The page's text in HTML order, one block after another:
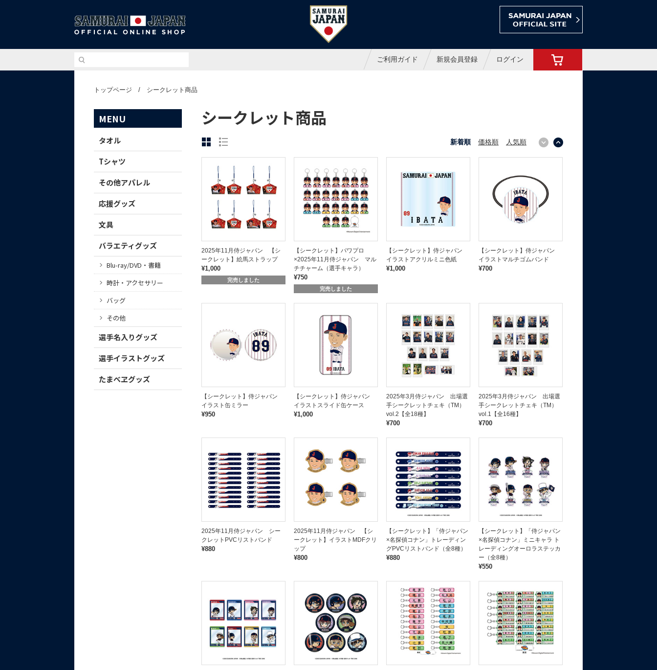
侍ジャパンオフィシャルオンラインショップ
ご利用ガイド 新規会員登録 ログイン
トップページ / シークレット商品
MENU
タオル
Tシャツ
その他アパレル
応援グッズ
文具
バラエティグッズ
Blu-ray/DVD・書籍
時計・アクセサリー
バッグ
その他
選手名入りグッズ
選手イラストグッズ
たまべヱグッズ
シークレット商品
新着順 価格順 人気順
2025年11月侍ジャパン 【シ
ークレット】絵馬ストラップ
¥1,000
完売しました
【シークレット】パワプロ
×2025年11月侍ジャパン マル
チチャーム（選手キャラ）
¥750
完売しました
【シークレット】侍ジャパン
イラストアクリルミニ色紙
¥1,000
【シークレット】侍ジャパン
イラストマルチゴムバンド
¥700
【シークレット】侍ジャパン
イラスト缶ミラー
¥950
【シークレット】侍ジャパン
イラストスライド缶ケース
¥1,000
2025年3月侍ジャパン 出場選
手シークレットチェキ（TM）
vol.2【全18種】
¥700
2025年3月侍ジャパン 出場選
手シークレットチェキ（TM）
vol.1【全16種】
¥700
2025年11月侍ジャパン シー
クレットPVCリストバンド
¥880
2025年11月侍ジャパン 【シ
ークレット】イラストMDFクリ
ップ
¥800
【シークレット】「侍ジャパン
×名探偵コナン」トレーディン
グPVCリストバンド（全8種）
¥880
【シークレット】「侍ジャパン
×名探偵コナン」ミニキャラ ト
レーディングオーロラステッカ
ー（全8種）
¥550